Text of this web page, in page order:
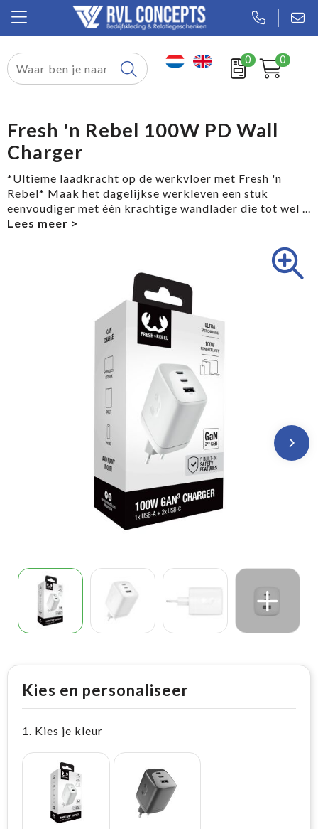
0 0
Relatiegeschenken
Tassen
Sport
Werkkleding
Fresh 'n Rebel 100W PD Wall
Charger
*Ultieme laadkracht op de werkvloer met Fresh 'n
Rebel* Maak het dagelijkse werkleven een stuk
eenvoudiger met één krachtige wandlader die tot wel ...
Kies en personaliseer
1. Kies je kleur